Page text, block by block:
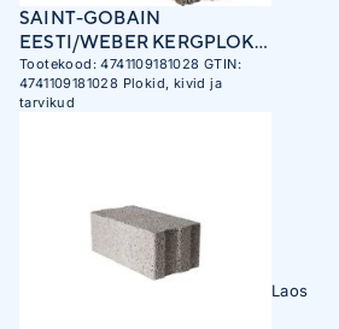
SAINT-GOBAIN
EESTI/WEBER KERGPLOKK
FIBO 3 EFEKT
150X250X480MM
Tootekood:4741109181028 GTIN:
4741109181028 Plokid, kivid ja
tarvikud
Laos